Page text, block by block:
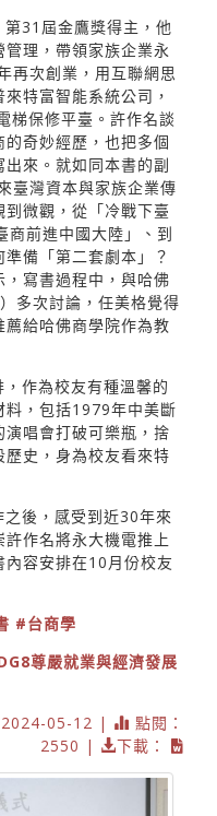
31屆金鷹獎得主，他
理，帶領家族企業永
再次創業，用互聯網思
特富智能系統公司，
梯保修平臺。許作名談
奇妙經歷，也把多個
出來。就如同本書的副
臺灣資本與家族企業傳
微觀，從「冷戰下臺
前進中國大陸」、到
備「第二套劇本」？
寫書過程中，與哈佛
多次討論，任美格覺得
給哈佛商學院作為教
作為校友有種溫馨的
料，包括1979年中美斷
唱會打破可樂瓶，捨
史，身為校友看來特
後，感受到近30年來
作名將永大機電推上
容安排在10月份校友
#台商學
尊嚴就業與經濟發展
2024-05-12 |
點閱：
2550 |
下載：